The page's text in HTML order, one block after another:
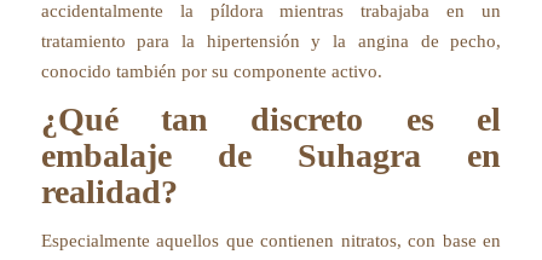
accidentalmente la píldora mientras trabajaba en un
tratamiento para la hipertensión y la angina de pecho,
conocido también por su componente activo.
¿Qué tan discreto es el
embalaje de Suhagra en
realidad?
Especialmente aquellos que contienen nitratos, con base en